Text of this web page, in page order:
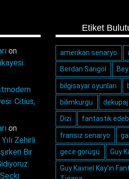
on
Citius,
on
Zehirli
Bir
Seçki
Etiket
amerikan senaryo
Berdan Sarıgöl
bilgisayar oyunları
bilimkurgu
Dizi fantastik
fransız senaryo
gece görüşü Guy
Guy Kavriel Kay'ın